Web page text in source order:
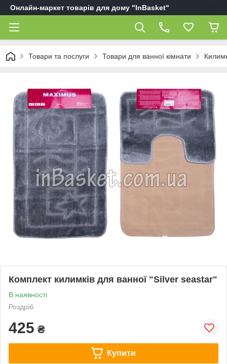
Онлайн-маркет товарів для дому "InBasket"
Товари та послуги Товари для ванної кімнати
Комплект килимків для ванної "Silver seastar"
В наявності
Роздріб
425 ₴
Купити